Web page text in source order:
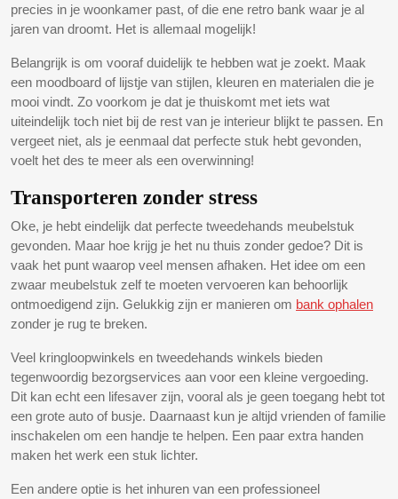
precies in je woonkamer past, of die ene retro bank waar je al
jaren van droomt. Het is allemaal mogelijk!
Belangrijk is om vooraf duidelijk te hebben wat je zoekt. Maak
een moodboard of lijstje van stijlen, kleuren en materialen die je
mooi vindt. Zo voorkom je dat je thuiskomt met iets wat
uiteindelijk toch niet bij de rest van je interieur blijkt te passen. En
vergeet niet, als je eenmaal dat perfecte stuk hebt gevonden,
voelt het des te meer als een overwinning!
Transporteren zonder stress
Oke, je hebt eindelijk dat perfecte tweedehands meubelstuk
gevonden. Maar hoe krijg je het nu thuis zonder gedoe? Dit is
vaak het punt waarop veel mensen afhaken. Het idee om een
zwaar meubelstuk zelf te moeten vervoeren kan behoorlijk
ontmoedigend zijn. Gelukkig zijn er manieren om bank ophalen
zonder je rug te breken.
Veel kringloopwinkels en tweedehands winkels bieden
tegenwoordig bezorgservices aan voor een kleine vergoeding.
Dit kan echt een lifesaver zijn, vooral als je geen toegang hebt tot
een grote auto of busje. Daarnaast kun je altijd vrienden of familie
inschakelen om een handje te helpen. Een paar extra handen
maken het werk een stuk lichter.
Een andere optie is het inhuren van een professioneel